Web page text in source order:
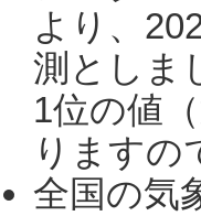
より、
測としま
1位の値
りますの
全国の気